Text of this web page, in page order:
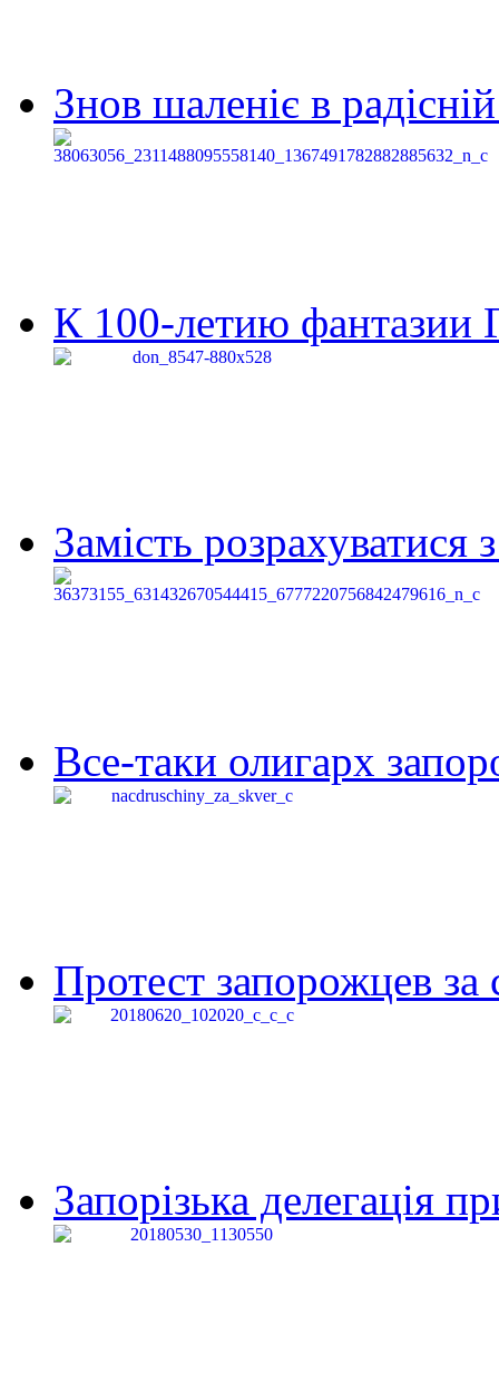
Знов шаленіє в
К 100-летию фантазии
Замість
Все-таки олигарх
Протест запорожцев за
Запорізька делегація